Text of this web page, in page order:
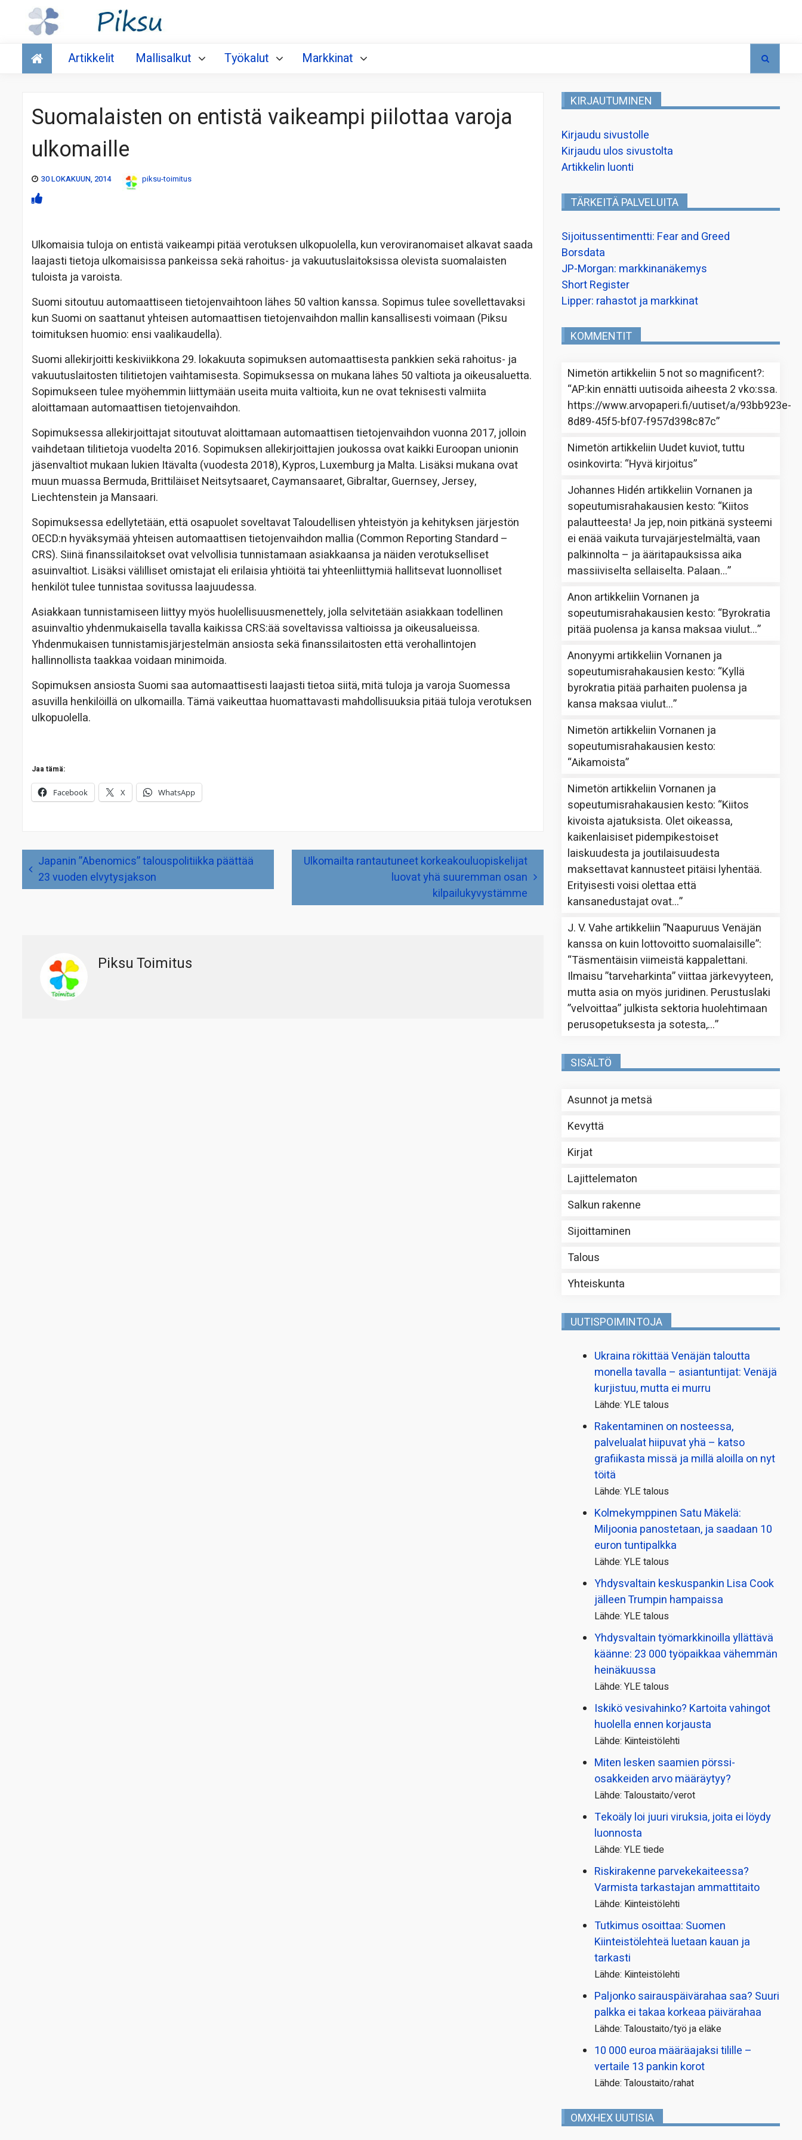
Talous
Artikkelit Mallisalkut Työkalut Markkinat
Suomalaisten on entistä vaikeampi piilottaa varoja
ulkomaille
30 LOKAKUUN, 2014 piksu-toimitus
Ulkomaisia tuloja on entistä vaikeampi pitää verotuksen ulkopuolella, kun veroviranomaiset alkavat saada
laajasti tietoja ulkomaisissa pankeissa sekä rahoitus- ja vakuutuslaitoksissa olevista suomalaisten
tuloista ja varoista.
Suomi sitoutuu automaattiseen tietojenvaihtoon lähes 50 valtion kanssa. Sopimus tulee sovellettavaksi
kun Suomi on saattanut yhteisen automaattisen tietojenvaihdon mallin kansallisesti voimaan (Piksu
toimituksen huomio: ensi vaalikaudella).
Suomi allekirjoitti keskiviikkona 29. lokakuuta sopimuksen automaattisesta pankkien sekä rahoitus- ja
vakuutuslaitosten tilitietojen vaihtamisesta. Sopimuksessa on mukana lähes 50 valtiota ja oikeusaluetta.
Sopimukseen tulee myöhemmin liittymään useita muita valtioita, kun ne ovat teknisesti valmiita
aloittamaan automaattisen tietojenvaihdon.
Sopimuksessa allekirjoittajat sitoutuvat aloittamaan automaattisen tietojenvaihdon vuonna 2017, jolloin
vaihdetaan tilitietoja vuodelta 2016. Sopimuksen allekirjoittajien joukossa ovat kaikki Euroopan unionin
jäsenvaltiot mukaan lukien Itävalta (vuodesta 2018), Kypros, Luxemburg ja Malta. Lisäksi mukana ovat
muun muassa Bermuda, Brittiläiset Neitsytsaaret, Caymansaaret, Gibraltar, Guernsey, Jersey,
Liechtenstein ja Mansaari.
Sopimuksessa edellytetään, että osapuolet soveltavat Taloudellisen yhteistyön ja kehityksen järjestön
OECD:n hyväksymää yhteisen automaattisen tietojenvaihdon mallia (Common Reporting Standard –
CRS). Siinä finanssilaitokset ovat velvollisia tunnistamaan asiakkaansa ja näiden verotukselliset
asuinvaltiot. Lisäksi välilliset omistajat eli erilaisia yhtiöitä tai yhteenliittymiä hallitsevat luonnolliset
henkilöt tulee tunnistaa sovitussa laajuudessa.
Asiakkaan tunnistamiseen liittyy myös huolellisuusmenettely, jolla selvitetään asiakkaan todellinen
asuinvaltio yhdenmukaisella tavalla kaikissa CRS:ää soveltavissa valtioissa ja oikeusalueissa.
Yhdenmukaisen tunnistamisjärjestelmän ansiosta sekä finanssilaitosten että verohallintojen
hallinnollista taakkaa voidaan minimoida.
Sopimuksen ansiosta Suomi saa automaattisesti laajasti tietoa siitä, mitä tuloja ja varoja Suomessa
asuvilla henkilöillä on ulkomailla. Tämä vaikeuttaa huomattavasti mahdollisuuksia pitää tuloja verotuksen
ulkopuolella.
Jaa tämä:
Facebook X WhatsApp
Artikkelien
selausJapanin ”Abenomics” talouspolitiikka päättää
23 vuoden elvytysjakson
Ulkomailta rantautuneet korkeakouluopiskelijat
luovat yhä suuremman osan
kilpailukyvystämme
Piksu Toimitus
KIRJAUTUMINEN
Kirjaudu sivustolle
Kirjaudu ulos sivustolta
Artikkelin luonti
TÄRKEITÄ PALVELUITA
Sijoitussentimentti: Fear and Greed
Borsdata
JP-Morgan: markkinanäkemys
Short Register
Lipper: rahastot ja markkinat
KOMMENTIT
Nimetön artikkeliin 5 not so magnificent?:
“AP:kin ennätti uutisoida aiheesta 2 vko:ssa.
https://www.arvopaperi.fi/uutiset/a/93bb923e-
8d89-45f5-bf07-f957d398c87c”
Nimetön artikkeliin Uudet kuviot, tuttu
osinkovirta: “Hyvä kirjoitus”
Johannes Hidén artikkeliinVornanen ja
sopeutumisrahakausien kesto: “Kiitos
palautteesta! Ja jep, noin pitkänä systeemi
ei enää vaikuta turvajärjestelmältä, vaan
palkinnolta – ja ääritapauksissa aika
massiiviselta sellaiselta. Palaan…”
Anon artikkeliinVornanen ja
sopeutumisrahakausien kesto: “Byrokratia
pitää puolensa ja kansa maksaa viulut…”
Anonyymi artikkeliinVornanen ja
sopeutumisrahakausien kesto: “Kyllä
byrokratia pitää parhaiten puolensa ja
kansa maksaa viulut…”
Nimetön artikkeliinVornanen ja
sopeutumisrahakausien kesto:
“Aikamoista”
Nimetön artikkeliinVornanen ja
sopeutumisrahakausien kesto: “Kiitos
kivoista ajatuksista. Olet oikeassa,
kaikenlaisiset pidempikestoiset
laiskuudesta ja joutilaisuudesta
maksettavat kannusteet pitäisi lyhentää.
Erityisesti voisi olettaa että
kansanedustajat ovat…”
J. V. Vahe artikkeliin”Naapuruus Venäjän
kanssa on kuin lottovoitto suomalaisille”:
“Täsmentäisin viimeistä kappalettani.
Ilmaisu ”tarveharkinta” viittaa järkevyyteen,
mutta asia on myös juridinen. Perustuslaki
”velvoittaa” julkista sektoria huolehtimaan
perusopetuksesta ja sotesta,…”
SISÄLTÖ
Asunnot ja metsä
Kevyttä
Kirjat
Lajittelematon
Salkun rakenne
Sijoittaminen
Talous
Yhteiskunta
UUTISPOIMINTOJA
Ukraina rökittää Venäjän taloutta
monella tavalla – asiantuntijat: Venäjä
kurjistuu, mutta ei murru
Lähde: YLE talous
Rakentaminen on nosteessa,
palvelualat hiipuvat yhä – katso
grafiikasta missä ja millä aloilla on nyt
töitä
Lähde: YLE talous
Kolmekymppinen Satu Mäkelä:
Miljoonia panostetaan, ja saadaan 10
euron tuntipalkka
Lähde: YLE talous
Yhdysvaltain keskuspankin Lisa Cook
jälleen Trumpin hampaissa
Lähde: YLE talous
Yhdysvaltain työmarkkinoilla yllättävä
käänne: 23 000 työpaikkaa vähemmän
heinäkuussa
Lähde: YLE talous
Iskikö vesivahinko? Kartoita vahingot
huolella ennen korjausta
Lähde: Kiinteistölehti
Miten lesken saamien pörssi­
osakkeiden arvo määräytyy?
Lähde: Taloustaito/verot
Tekoäly loi juuri viruksia, joita ei löydy
luonnosta
Lähde: YLE tiede
Riskirakenne parvekekaiteessa?
Varmista tarkastajan ammattitaito
Lähde: Kiinteistölehti
Tutkimus osoittaa: Suomen
Kiinteistölehteä luetaan kauan ja
tarkasti
Lähde: Kiinteistölehti
Paljonko sairauspäivä­rahaa saa? Suuri
palkka ei takaa korkeaa päivärahaa
Lähde: Taloustaito/työ ja eläke
10 000 euroa määräajaksi tilille –
vertaile 13 pankin korot
Lähde: Taloustaito/rahat
OMXHEX UUTISIA